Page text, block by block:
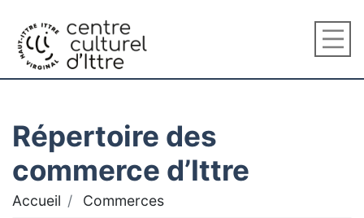
Répertoire des
commerce d’Ittre
Accueil Commerces